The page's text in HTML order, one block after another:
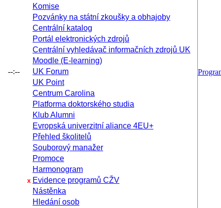
--:--
Komise
Pozvánky na státní zkoušky a obhajoby
Centrální katalog
Portál elektronických zdrojů
Centrální vyhledávač informačních zdrojů UK
Moodle (E-learning)
UK Forum
UK Point
Centrum Carolina
Platforma doktorského studia
Klub Alumni
Evropská univerzitní aliance 4EU+
Přehled školitelů
Souborový manažer
Promoce
Harmonogram
x Evidence programů CŽV
Nástěnka
Hledání osob